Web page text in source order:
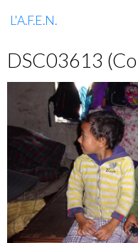
L'A.F.E.N.
DSC03613